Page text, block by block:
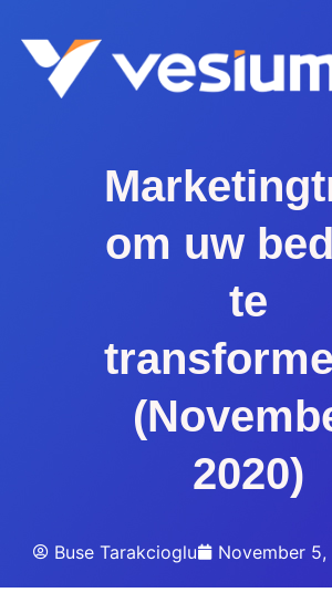
om uw
te
2020)
Buse Tarakcioglu November